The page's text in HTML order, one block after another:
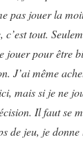
pas jouer la
tout.
jouer pour être
J’ai même
mais si je ne
Il faut se
de jeu, je